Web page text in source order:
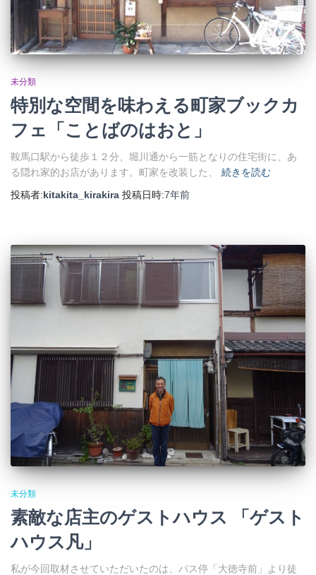
未分類
特別な空間を味わえる町家ブックカ
フェ「ことばのはおと」
鞍馬口駅から徒歩１２分、堀川通から一筋となりの住宅街に、あ
る隠れ家的お店があります。町家を改装した、
続きを読む
投稿者:kitakita_kirakira 投稿日時:7年前
未分類
素敵な店主のゲストハウス 「ゲスト
ハウス凡」
私が今回取材させていただいたのは、バス停「大徳寺前」より徒